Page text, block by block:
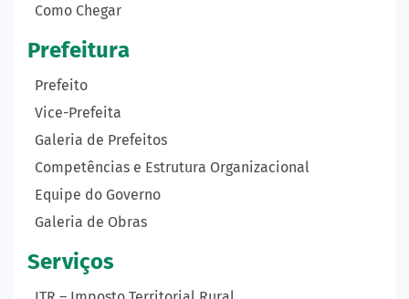
Como Chegar
Prefeitura
Prefeito
Vice-Prefeita
Galeria de Prefeitos
Competências e Estrutura Organizacional
Equipe do Governo
Galeria de Obras
Serviços